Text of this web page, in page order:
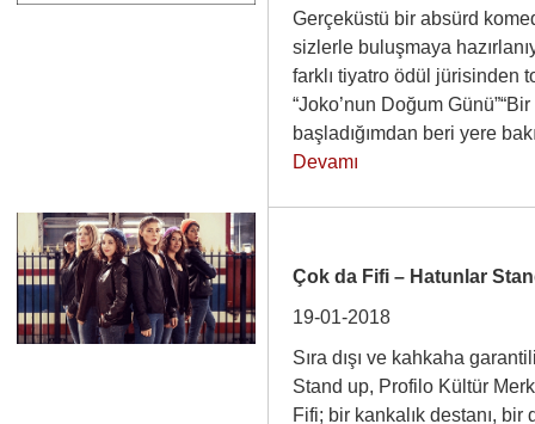
Gerçeküstü bir absürd
sizlerle buluşmaya
farklı tiyatro ödül jürisinden
“Joko’nun Doğum
başladığımdan beri yere
Devamı
Çok da Fifi – Hatunlar
19-01-2018
Sıra dışı ve kahkaha
Stand up, Profilo Kültür
Fifi; bir kankalık destanı,